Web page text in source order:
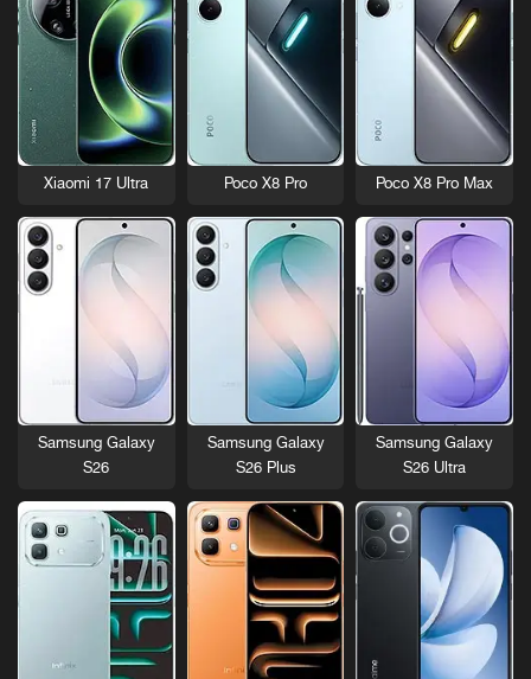
Poco X8 Pro Max
Poco X8 Pro
Xiaomi 17 Ultra
Samsung Galaxy
S26 Ultra
Samsung Galaxy
S26 Plus
Samsung Galaxy
S26